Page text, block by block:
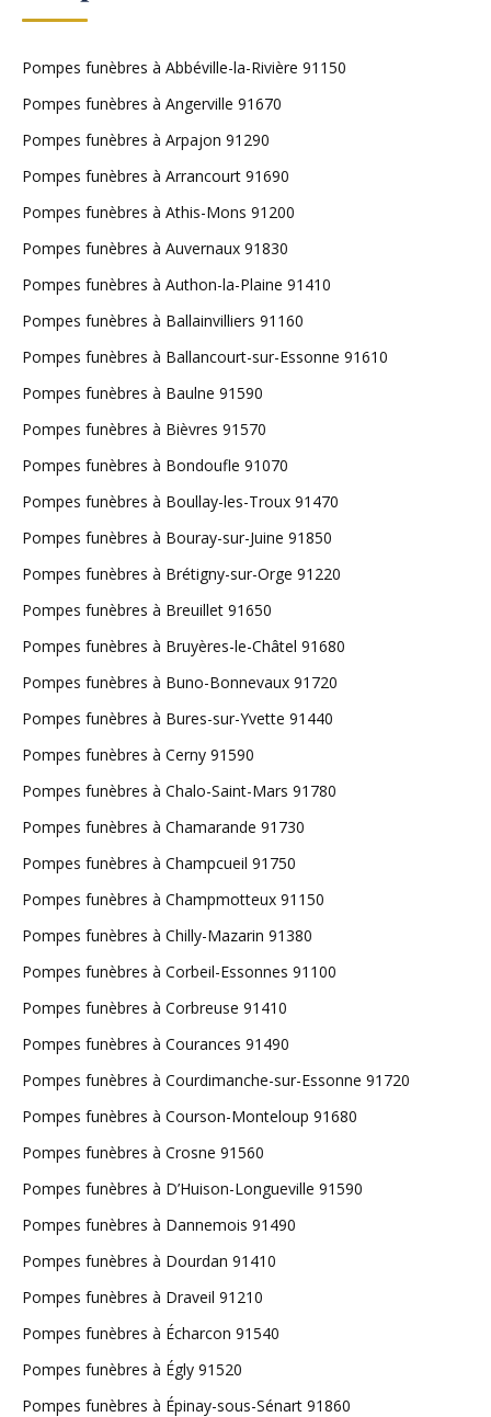
Pompes funèbres à Abbéville-la-Rivière 91150
Pompes funèbres à Angerville 91670
Pompes funèbres à Arpajon 91290
Pompes funèbres à Arrancourt 91690
Pompes funèbres à Athis-Mons 91200
Pompes funèbres à Auvernaux 91830
Pompes funèbres à Authon-la-Plaine 91410
Pompes funèbres à Ballainvilliers 91160
Pompes funèbres à Ballancourt-sur-Essonne 91610
Pompes funèbres à Baulne 91590
Pompes funèbres à Bièvres 91570
Pompes funèbres à Bondoufle 91070
Pompes funèbres à Boullay-les-Troux 91470
Pompes funèbres à Bouray-sur-Juine 91850
Pompes funèbres à Brétigny-sur-Orge 91220
Pompes funèbres à Breuillet 91650
Pompes funèbres à Bruyères-le-Châtel 91680
Pompes funèbres à Buno-Bonnevaux 91720
Pompes funèbres à Bures-sur-Yvette 91440
Pompes funèbres à Cerny 91590
Pompes funèbres à Chalo-Saint-Mars 91780
Pompes funèbres à Chamarande 91730
Pompes funèbres à Champcueil 91750
Pompes funèbres à Champmotteux 91150
Pompes funèbres à Chilly-Mazarin 91380
Pompes funèbres à Corbeil-Essonnes 91100
Pompes funèbres à Corbreuse 91410
Pompes funèbres à Courances 91490
Pompes funèbres à Courdimanche-sur-Essonne 91720
Pompes funèbres à Courson-Monteloup 91680
Pompes funèbres à Crosne 91560
Pompes funèbres à D’Huison-Longueville 91590
Pompes funèbres à Dannemois 91490
Pompes funèbres à Dourdan 91410
Pompes funèbres à Draveil 91210
Pompes funèbres à Écharcon 91540
Pompes funèbres à Égly 91520
Pompes funèbres à Épinay-sous-Sénart 91860